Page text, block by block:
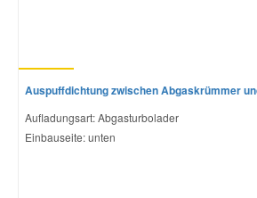
Auspuffdichtung zwischen Abgaskrümmer
Aufladungsart: Abgasturbolader
Einbauseite: unten